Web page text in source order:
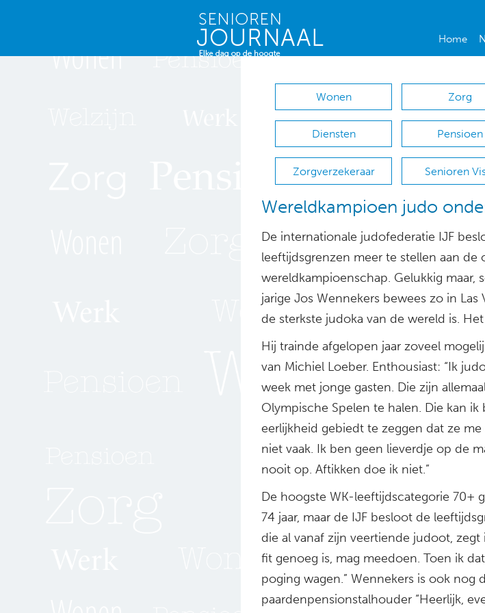
Home
Wonen Zorg
Diensten Pensioen
Zorgverzekeraar Senioren
Wereldkampioen judo
De internationale judofederatie IJF
leeftijdsgrenzen meer te stellen aan
wereldkampioenschap. Gelukkig maar,
jarige Jos Wennekers bewees zo in
de sterkste judoka van de wereld is.
Hij trainde afgelopen jaar zoveel
van Michiel Loeber. Enthousiast: “Ik
week met jonge gasten. Die zijn allemaal
Olympische Spelen te halen. Die kan
eerlijkheid gebiedt te zeggen dat ze
niet vaak. Ik ben geen lieverdje op de
nooit op. Aftikken doe ik niet.”
De hoogste WK-leeftijdscategorie 70+
74 jaar, maar de IJF besloot de
die al vanaf zijn veertiende judoot, zegt
fit genoeg is, mag meedoen. Toen ik
poging wagen.” Wennekers is ook nog
paardenpensionstalhouder “Heerlijk,